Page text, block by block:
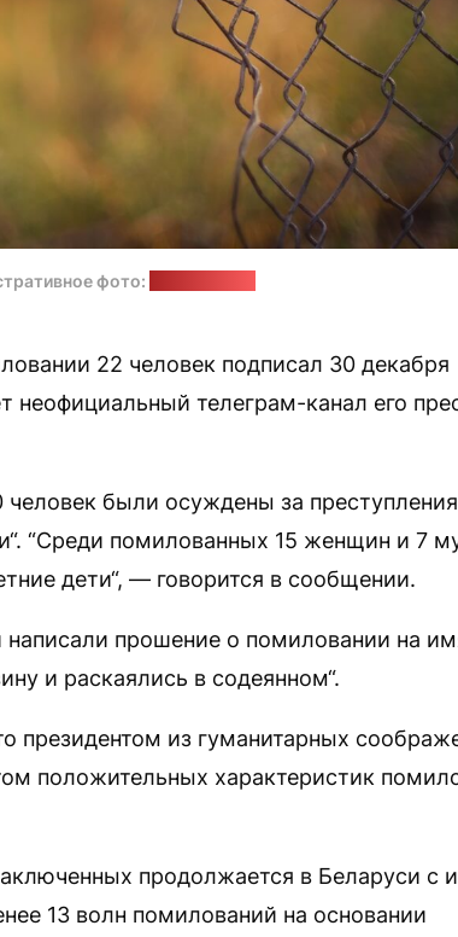
фото:
22 человек подписал 30 декабря
неофициальный телеграм-канал его
человек были осуждены за преступления
“Среди помилованных 15 женщин и 7
дети“, — говорится в сообщении.
прошение о помиловании на
и раскаялись в содеянном“.
президентом из гуманитарных
положительных характеристик
продолжается в Беларуси с
13 волн помилований на основании